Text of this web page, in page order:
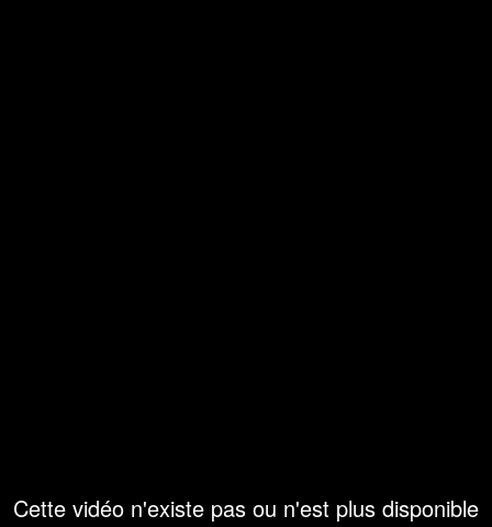
Cette vidéo n'existe pas ou n'est plus disponible